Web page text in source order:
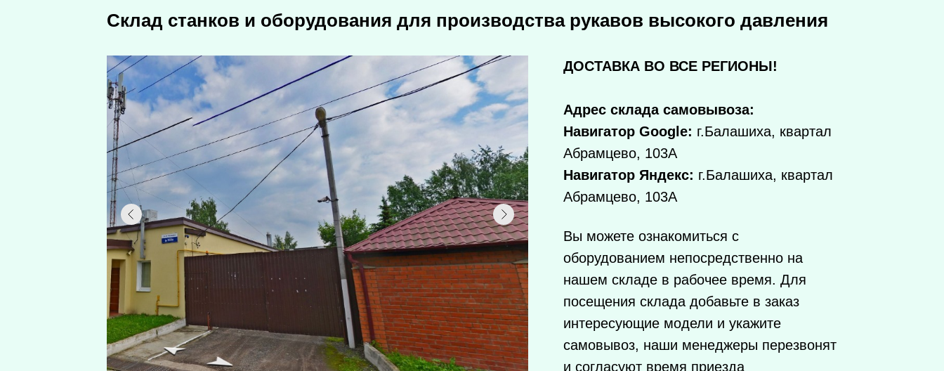
Склад станков и оборудования для производства рукавов высокого давления
ДОСТАВКА ВО ВСЕ РЕГИОНЫ!
Адрес склада самовывоза:
Навигатор Google: г.Балашиха, квартал
Абрамцево, 103А
Навигатор Яндекс: г.Балашиха, квартал
Абрамцево, 103А
Вы можете ознакомиться с
оборудованием непосредственно на
нашем складе в рабочее время. Для
посещения склада добавьте в заказ
интересующие модели и укажите
самовывоз, наши менеджеры перезвонят
и согласуют время приезда